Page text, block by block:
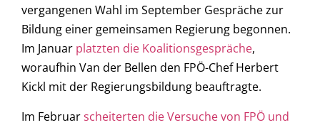
vergangenen Wahl im September Gespräche zur
Bildung einer gemeinsamen Regierung begonnen.
Im Januar platzten die Koalitionsgespräche,
woraufhin Van der Bellen den FPÖ-Chef Herbert
Kickl mit der Regierungsbildung beauftragte.
Im Februarscheiterten die Versuche von FPÖ und